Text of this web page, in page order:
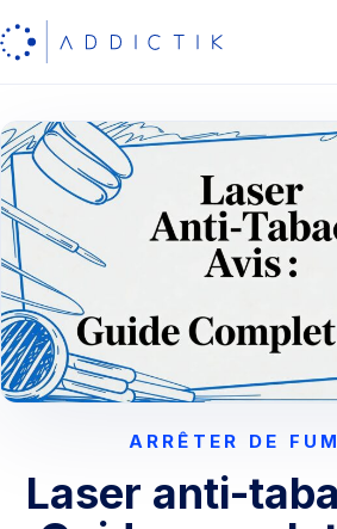
ARRÊTER DE
Laser anti-